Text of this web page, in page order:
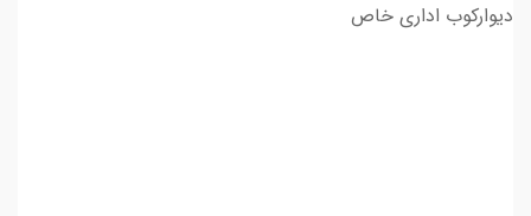
دیوارکوب اداری خاص